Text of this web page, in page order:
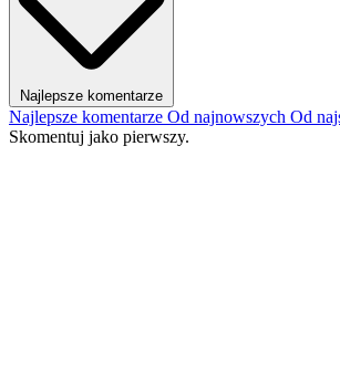
Najlepsze komentarze
Najlepsze komentarze Od najnowszych Od
Skomentuj jako pierwszy.